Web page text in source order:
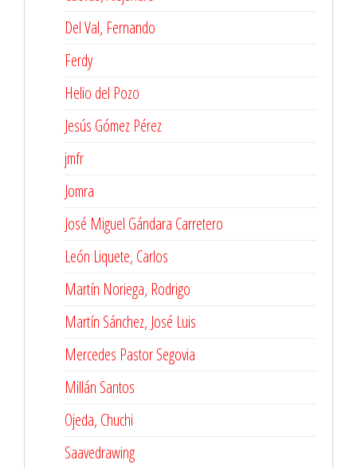
Del Val, Fernando
Ferdy
Helio del Pozo
Jesús Gómez Pérez
jmfr
Jomra
José Miguel Gándara Carretero
León Liquete, Carlos
Martín Noriega, Rodrigo
Martín Sánchez, José Luis
Mercedes Pastor Segovia
Millán Santos
Ojeda, Chuchi
Saavedrawing